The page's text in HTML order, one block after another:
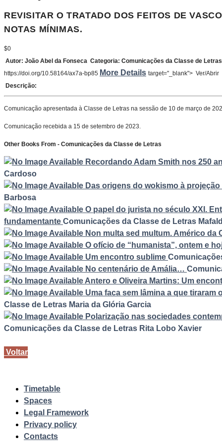
REVISITAR O TRATADO DOS FEITOS DE
NOTAS MÍNIMAS.
$0
Autor: João Abel da Fonseca Categoria: Comunicações da Classe de Letras
https://doi.org/10.58164/ax7a-bp85 More Details target="_blank"> Ver/Abrir
Descrição:
Comunicação apresentada à Classe de Letras na sessão de 10 de março de
Comunicação recebida a 15 de setembro de 2023.
Other Books From - Comunicações da Classe de Letras
Recordando Adam Smith nos 250
Cardoso
Das origens do wokismo à
Barbosa
O papel do jurista no século XXI.
fundamentante Comunicações da Classe de Letras
Non multa sed multum. Américo da
O ofício de “humanista”, ontem e
Um encontro sublime
No centenário de Amália…
Antero e Oliveira Martins: Um
Uma faca sem lâmina a que
Classe de Letras Maria da Glória Garcia
Polarização nas sociedades
Comunicações da Classe de Letras Rita Lobo Xavier
Voltar
Timetable
Spaces
Legal Framework
Privacy policy
Contacts